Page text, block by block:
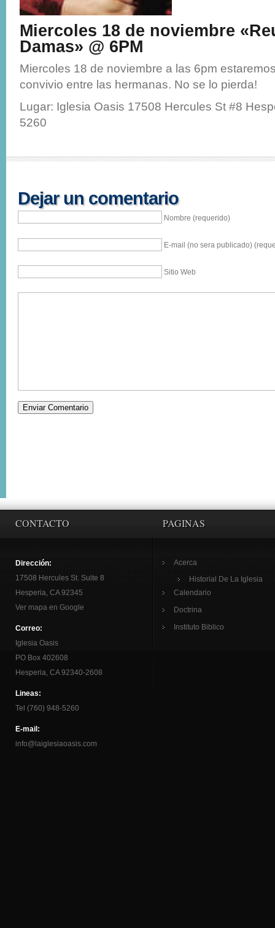
Miercoles 18 de noviembre
Damas» @ 6PM
Miercoles 18 de noviembre a las 6pm
convivio entre las hermanas. No se lo pierda!
Lugar: Iglesia Oasis 17508 Hercules St #8
5260
Dejar un comentario
Nombre (requerido)
E-mail (no sera publicado)
Sitio Web
CONTACTO
Dirección:
17508 Hercules St. Suite 8
Hesperia, CA 92345
Ver mapa en Google
Correo:
Iglesia Oasis
PO Box 402608
Hesperia, CA 92340-2608
Lineas:
Tel (760) 948-5260
E-mail:
info@laiglesiaoasis.com
PAGINAS
Acerca
Historial De La Iglesia
Calendario
Doctrina
Instituto Biblico